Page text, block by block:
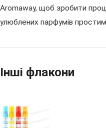
Aromaway, щоб зробити
улюблених парфумів
Інші флакони